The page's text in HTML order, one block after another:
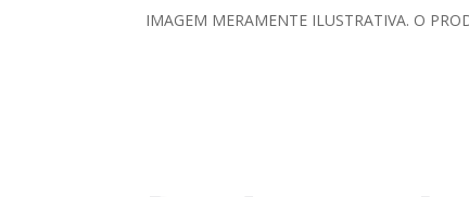
IMAGEM MERAMENTE ILUSTRATIVA. O